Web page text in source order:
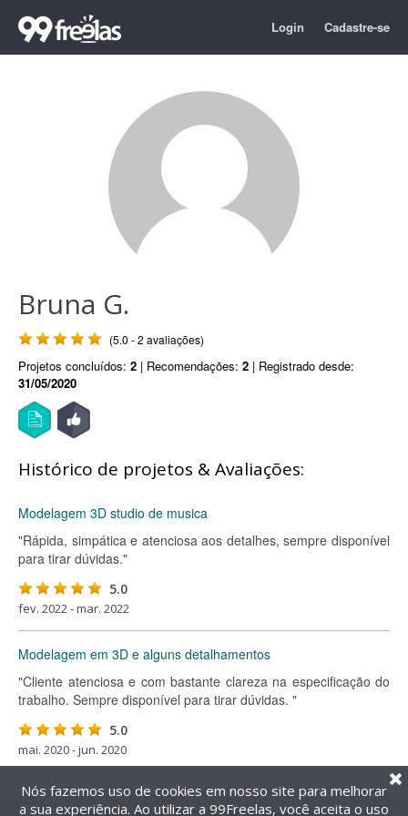
Login Cadastre-se
Bruna G.
(5.0 - 2 avaliações)
Projetos concluídos: 2 | Recomendações: 2 | Registrado desde:
31/05/2020
Histórico de projetos & Avaliações:
Modelagem 3D studio de musica
"Rápida, simpática e atenciosa aos detalhes, sempre disponível
para tirar dúvidas."
5.0
fev. 2022 - mar. 2022
Modelagem em 3D e alguns detalhamentos
"Cliente atenciosa e com bastante clareza na especificação do
trabalho. Sempre disponível para tirar dúvidas. "
5.0
mai. 2020 - jun. 2020
Nós fazemos uso de cookies em nosso site para melhorar
a sua experiência. Ao utilizar a 99Freelas, você aceita o uso